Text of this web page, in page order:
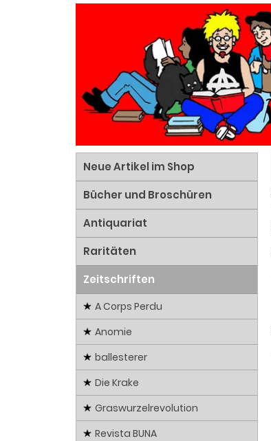
Neue Artikel im Shop
Bücher und Broschüren
Antiquariat
Raritäten
Zeitschriften
A Corps Perdu
Anomie
ballesterer
Die Krake
Graswurzelrevolution
Revista BUNA